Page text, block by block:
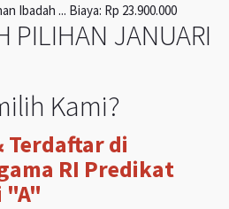
Ibadah ... Biaya: Rp 23.900.000
PILIHAN JANUARI
Kami?
Terdaftar di
RI Predikat
"A"